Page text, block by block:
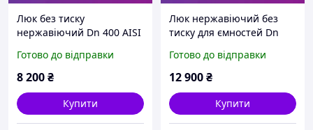
Люк без тиску
нержавіючий Dn 400 AISI
Готово до відправки
8 200₴
Купити
Люк нержавіючий без
тиску для ємностей Dn
Готово до відправки
12 900₴
Купити